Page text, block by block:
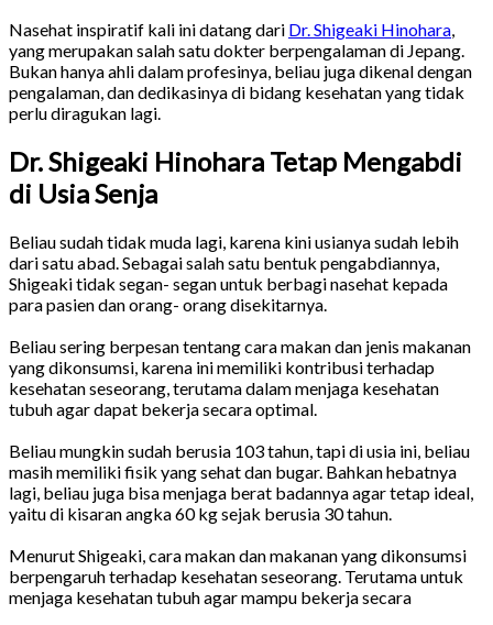
Nasehat inspiratif kali ini datang dari Dr. Shigeaki Hinohara,
yang merupakan salah satu dokter berpengalaman di Jepang.
Bukan hanya ahli dalam profesinya, beliau juga dikenal dengan
pengalaman, dan dedikasinya di bidang kesehatan yang tidak
perlu diragukan lagi.
Dr. Shigeaki Hinohara Tetap Mengabdi
di Usia Senja
Beliau sudah tidak muda lagi, karena kini usianya sudah lebih
dari satu abad. Sebagai salah satu bentuk pengabdiannya,
Shigeaki tidak segan- segan untuk berbagi nasehat kepada
para pasien dan orang- orang disekitarnya.
Beliau sering berpesan tentang cara makan dan jenis makanan
yang dikonsumsi, karena ini memiliki kontribusi terhadap
kesehatan seseorang, terutama dalam menjaga kesehatan
tubuh agar dapat bekerja secara optimal.
Beliau mungkin sudah berusia 103 tahun, tapi di usia ini, beliau
masih memiliki fisik yang sehat dan bugar. Bahkan hebatnya
lagi, beliau juga bisa menjaga berat badannya agar tetap ideal,
yaitu di kisaran angka 60 kg sejak berusia 30 tahun.
Menurut Shigeaki, cara makan dan makanan yang dikonsumsi
berpengaruh terhadap kesehatan seseorang. Terutama untuk
menjaga kesehatan tubuh agar mampu bekerja secara